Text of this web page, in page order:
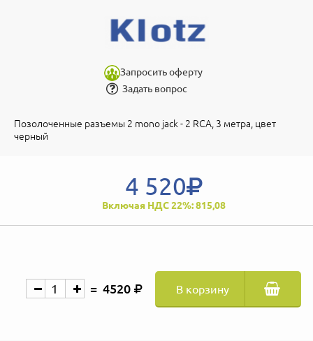
Запросить оферту
Задать вопрос
Позолоченные разъемы 2 mono jack - 2 RCA, 3 метра, цвет
черный
4 520
Включая НДС 22%: 815,08
4520 В корзину